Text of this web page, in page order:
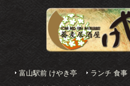
富山駅前 けやき亭 ランチ 食事